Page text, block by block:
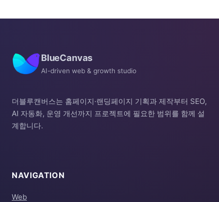
BlueCanvas
AI-driven web & growth studio
더블루캔버스는 홈페이지·랜딩페이지 기획과 제작부터 SEO,
AI 자동화, 운영 개선까지 프로젝트에 필요한 범위를 함께 설
계합니다.
NAVIGATION
Web